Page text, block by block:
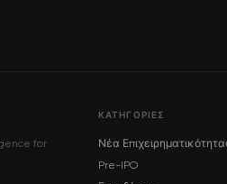
for
ΚΑΤΗΓΟΡΊΕΣ
Νέα
Pre-IPO